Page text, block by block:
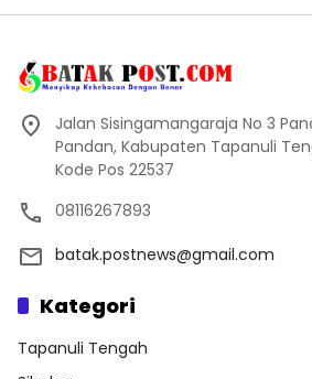
Jalan Sisingamangaraja No 3
Pandan, Kabupaten Tapanuli
Kode Pos 22537
08116267893
batak.postnews@gmail.com
Kategori
Tapanuli Tengah